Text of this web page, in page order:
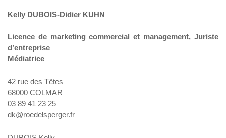
Kelly DUBOIS-Didier KUHN
Licence de marketing commercial et management, Juriste
d’entreprise
Médiatrice
42 rue des Têtes
68000 COLMAR
03 89 41 23 25
dk@roedelsperger.fr